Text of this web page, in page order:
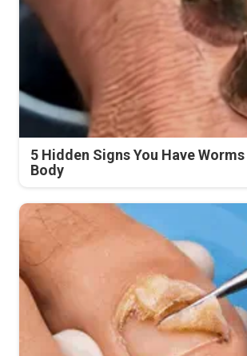
5 Hidden Signs You Have
Body